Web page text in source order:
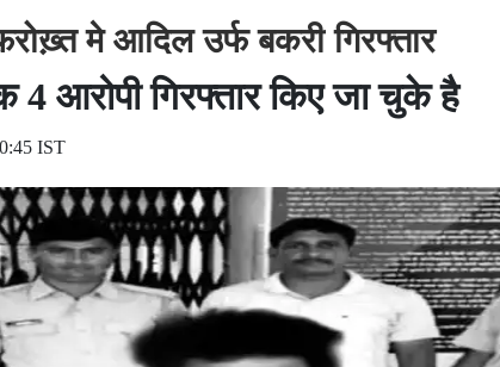
मे आदिल उर्फ बकरी गिरफ्तार
आरोपी गिरफ्तार किए जा चुके है
IST